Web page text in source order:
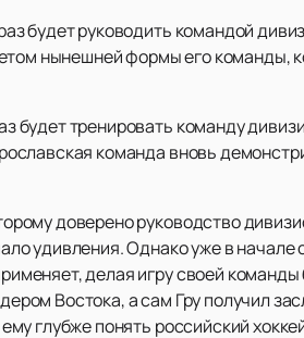
будет руководить командой
нынешней формы его команды,
будет тренировать команду
команда вновь
доверено руководство
удивления. Однако уже в начале
делая игру своей
Востока, а сам Гру получил
глубже понять российский